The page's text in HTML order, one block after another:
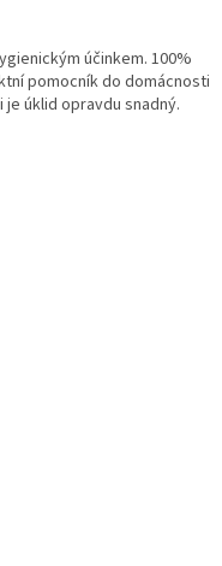
účinkem. 100%
pomocník do domácnosti
úklid opravdu snadný.